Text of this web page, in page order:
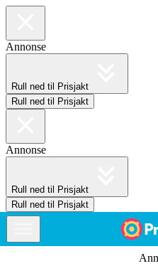
Annonse
Rull ned til Prisjakt
Rull ned til Prisjakt
Annonse
Rull ned til Prisjakt
Rull ned til Prisjakt